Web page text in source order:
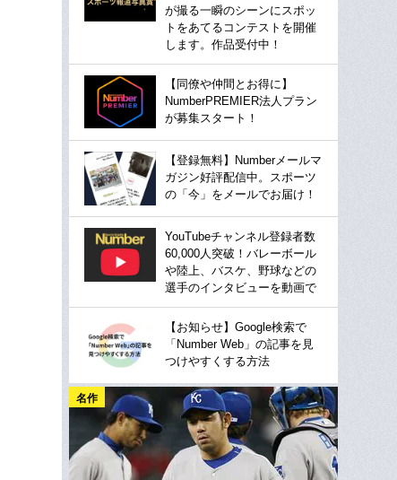
が撮る一瞬のシーンにスポッ
トをあてるコンテストを開催
します。作品受付中！
【同僚や仲間とお得に】
NumberPREMIER法人プラン
が募集スタート！
【登録無料】Numberメールマ
ガジン好評配信中。スポーツ
の「今」をメールでお届け！
YouTubeチャンネル登録者数
60,000人突破！バレーボール
や陸上、バスケ、野球などの
選手のインタビューを動画で
【お知らせ】Google検索で
「Number Web」の記事を見
つけやすくする方法
名作